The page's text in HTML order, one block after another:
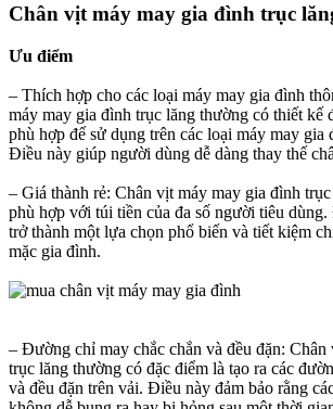
Chân vịt máy may gia đình trục
Ưu điểm
– Thích hợp cho các loại máy may gia đình
máy may gia đình trục lăng thường có thiết kế
phù hợp để sử dụng trên các loại máy may gia
Điều này giúp người dùng dễ dàng thay thế
– Giá thành rẻ: Chân vịt máy may gia đình
phù hợp với túi tiền của đa số người tiêu
trở thành một lựa chọn phổ biến và tiết kiệm
mặc gia đình.
– Đường chỉ may chắc chắn và đều đặn:
trục lăng thường có đặc điểm là tạo ra các
và đều đặn trên vải. Điều này đảm bảo rằng